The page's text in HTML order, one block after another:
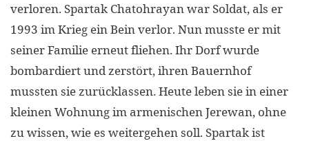
verloren. Spartak Chatohrayan war Soldat, als er
1993 im Krieg ein Bein verlor. Nun musste er mit
seiner Familie erneut fliehen. Ihr Dorf wurde
bombardiert und zerstört, ihren Bauernhof
mussten sie zurücklassen. Heute leben sie in einer
kleinen Wohnung im armenischen Jerewan, ohne
zu wissen, wie es weitergehen soll. Spartak ist
and
purposes.
us to
efficient,
the best